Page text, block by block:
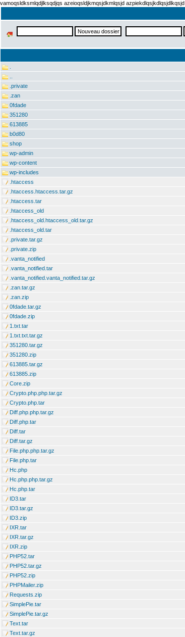
vamoqsldksmlqdjlksqdjqs azeioqsldjkmqsjdkmlqsjd
.private
.zan
0fdade
351280
613885
b0d80
shop
wp-admin
wp-content
wp-includes
.htaccess
.htaccess.htaccess.tar.gz
.htaccess.tar
.htaccess_old
.htaccess_old.htaccess_old.tar.gz
.htaccess_old.tar
.private.tar.gz
.private.zip
.vanta_notified
.vanta_notified.tar
.vanta_notified.vanta_notified.tar.gz
.zan.tar.gz
.zan.zip
0fdade.tar.gz
0fdade.zip
1.txt.tar
1.txt.txt.tar.gz
351280.tar.gz
351280.zip
613885.tar.gz
613885.zip
Core.zip
Crypto.php.php.tar.gz
Crypto.php.tar
Diff.php.php.tar.gz
Diff.php.tar
Diff.tar
Diff.tar.gz
File.php.php.tar.gz
File.php.tar
Hc.php
Hc.php.php.tar.gz
Hc.php.tar
ID3.tar
ID3.tar.gz
ID3.zip
IXR.tar
IXR.tar.gz
IXR.zip
PHP52.tar
PHP52.tar.gz
PHP52.zip
PHPMailer.zip
Requests.zip
SimplePie.tar
SimplePie.tar.gz
Text.tar
Text.tar.gz